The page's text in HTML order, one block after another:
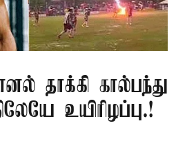
தாக்கி கால்பந்து
உயிரிழப்பு.!